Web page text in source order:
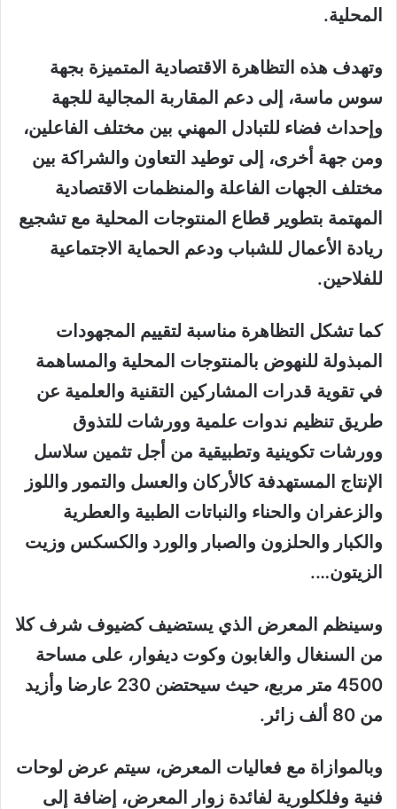
المحلية.
وتهدف هذه التظاهرة الاقتصادية المتميزة بجهة
سوس ماسة، إلى دعم المقاربة المجالية للجهة
وإحداث فضاء للتبادل المهني بين مختلف الفاعلين،
ومن جهة أخرى، إلى توطيد التعاون والشراكة بين
مختلف الجهات الفاعلة والمنظمات الاقتصادية
المهتمة بتطوير قطاع المنتوجات المحلية مع تشجيع
ريادة الأعمال للشباب ودعم الحماية الاجتماعية
للفلاحين.
كما تشكل التظاهرة مناسبة لتقييم المجهودات
المبذولة للنهوض بالمنتوجات المحلية والمساهمة
في تقوية قدرات المشاركين التقنية والعلمية عن
طريق تنظيم ندوات علمية وورشات للتذوق
وورشات تكوينية وتطبيقية من أجل تثمين سلاسل
الإنتاج المستهدفة كالأركان والعسل والتمور واللوز
والزعفران والحناء والنباتات الطبية والعطرية
والكبار والحلزون والصبار والورد والكسكس وزيت
الزيتون….
وسينظم المعرض الذي يستضيف كضيوف شرف كلا
من السنغال والغابون وكوت ديفوار، على مساحة
4500 متر مربع، حيث سيحتضن 230 عارضا وأزيد
من 80 ألف زائر.
وبالموازاة مع فعاليات المعرض، سيتم عرض لوحات
فنية وفلكلورية لفائدة زوار المعرض، إضافة إلى